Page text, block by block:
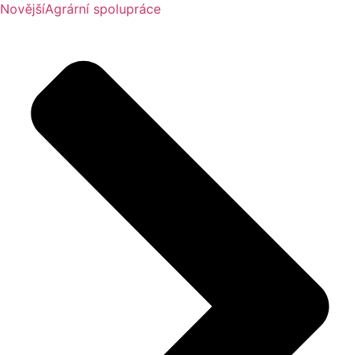
NovějšíAgrární spolupráce